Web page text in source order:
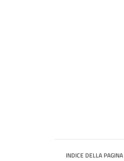
INDICE DELLA PAGINA